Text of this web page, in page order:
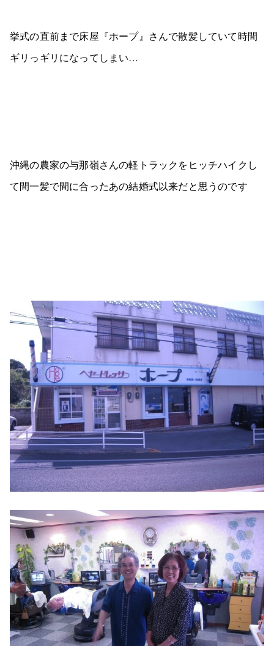
挙式の直前まで床屋『ホープ』さんで散髪していて時間
ギリっギリになってしまい…
沖縄の農家の与那嶺さんの軽トラックをヒッチハイクし
て間一髪で間に合ったあの結婚式以来だと思うのです